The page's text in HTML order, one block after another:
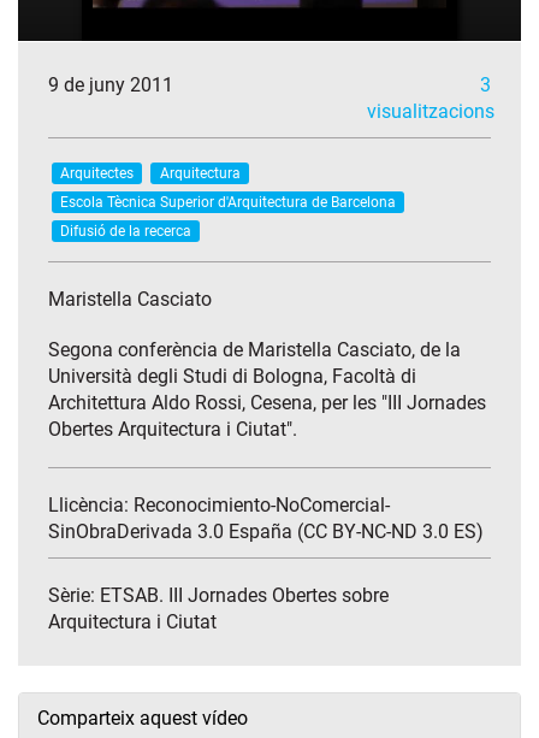
9 de juny 2011
3
visualitzacions
Arquitectes
Arquitectura
Escola Tècnica Superior d'Arquitectura de Barcelona
Difusió de la recerca
Maristella Casciato
Segona conferència de Maristella Casciato, de la
Università degli Studi di Bologna, Facoltà di
Architettura Aldo Rossi, Cesena, per les "III Jornades
Obertes Arquitectura i Ciutat".
Llicència: Reconocimiento-NoComercial-
SinObraDerivada 3.0 España (CC BY-NC-ND 3.0 ES)
Sèrie: ETSAB. III Jornades Obertes sobre
Arquitectura i Ciutat
Comparteix aquest vídeo